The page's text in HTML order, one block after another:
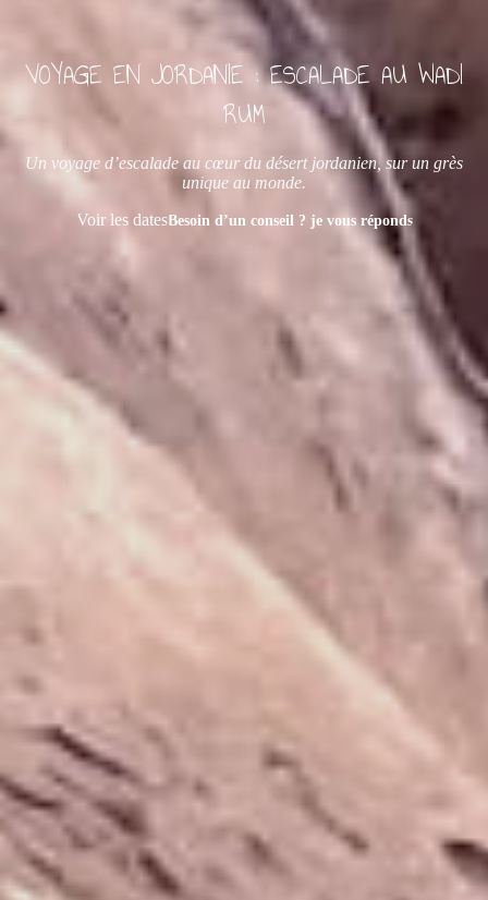
VOYAGE EN JORDANIE : ESCALADE AU WADI
RUM
Un voyage d’escalade au cœur du désert jordanien, sur un grès
unique au monde.
Voir les datesBesoin d’un conseil ? je vous réponds